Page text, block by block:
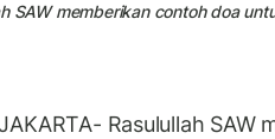
SAW memberikan contoh doa
Rasulullah SAW